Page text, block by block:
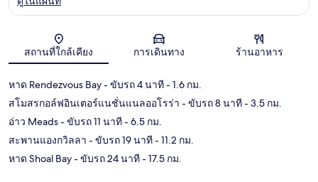
แผนที่
สถานที่ใกล้เคียง การเดินทาง ร้านอาหาร
หาด Rendezvous Bay- ขับรถ 4 นาที- 1.6 กม.
สโมสรกอล์ฟอินเตอร์แนชั่นแนลออโรร่า - ขับรถ 8 นาที- 3.5 กม.
อ่าว Meads- ขับรถ 11 นาที- 6.5 กม.
สะพานแองกวิลลา - ขับรถ 19 นาที- 11.2 กม.
หาด Shoal Bay- ขับรถ 24 นาที- 17.5 กม.